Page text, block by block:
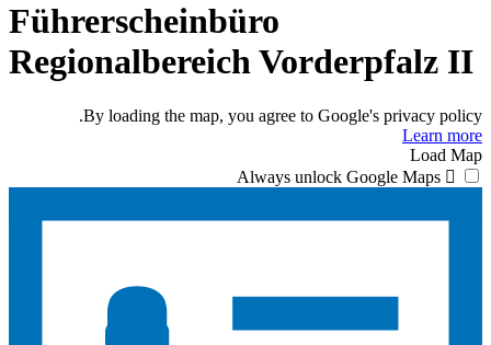
Führerscheinbüro
Regionalbereich Vorderpfalz II
By loading the map, you agree to Google's privacy policy.
Learn more
Load Map
Always unlock Google Maps